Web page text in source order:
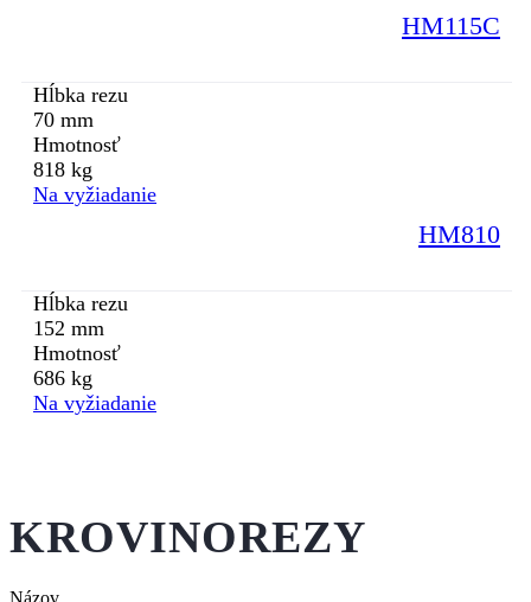
HM115C
Hĺbka rezu
70 mm
Hmotnosť
818 kg
Na vyžiadanie
HM810
Hĺbka rezu
152 mm
Hmotnosť
686 kg
Na vyžiadanie
KROVINOREZY
Názov